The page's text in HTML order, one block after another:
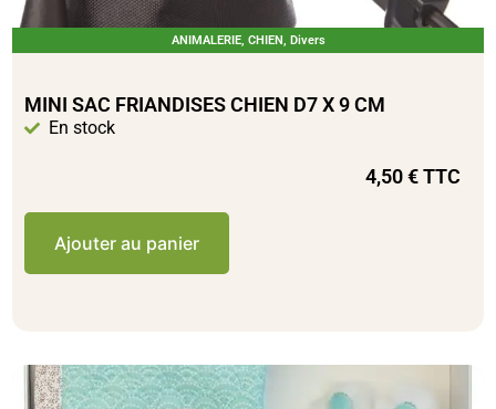
ANIMALERIE, CHIEN, Divers
MINI SAC FRIANDISES CHIEN D7 X 9 CM
En stock
4,50€TTC
Ajouter au panier